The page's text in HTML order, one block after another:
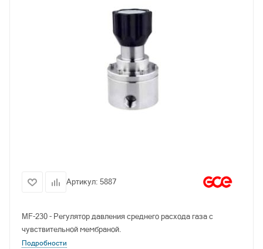
Артикул: 5887
MF-230 - Регулятор давления среднего расхода газа с
чувствительной мембраной.
Подробности